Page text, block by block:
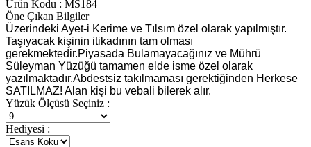
Ürün Kodu : MS184
Öne Çıkan Bilgiler
Üzerindeki Ayet-i Kerime ve Tılsım özel olarak yapılmıştır.
Taşıyacak kişinin itikadının tam olması
gerekmektedir.Piyasada Bulamayacağınız ve Mührü
Süleyman Yüzüğü tamamen elde isme özel olarak
yazılmaktadır.Abdestsiz takılmaması gerektiğinden Herkese
SATILMAZ! Alan kişi bu vebali bilerek alır.
Yüzük Ölçüsü Seçiniz :
Hediyesi :